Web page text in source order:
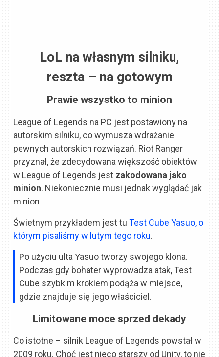
LoL na własnym silniku,
reszta – na gotowym
Prawie wszystko to minion
League of Legends na PC jest postawiony na
autorskim silniku, co wymusza wdrażanie
pewnych autorskich rozwiązań. Riot Ranger
przyznał, że zdecydowana większość obiektów
w League of Legends jest zakodowana jako
minion. Niekoniecznie musi jednak wyglądać jak
minion.
Świetnym przykładem jest tuTest Cube Yasuo, o
którym pisaliśmy w lutym tego roku.
Po użyciu ulta Yasuo tworzy swojego klona.
Podczas gdy bohater wyprowadza atak, Test
Cube szybkim krokiem podąża w miejsce,
gdzie znajduje się jego właściciel.
Limitowane moce sprzed dekady
Co istotne – silnik League of Legends powstał w
2009 roku. Choć jest nieco starszy od Unity, to nie